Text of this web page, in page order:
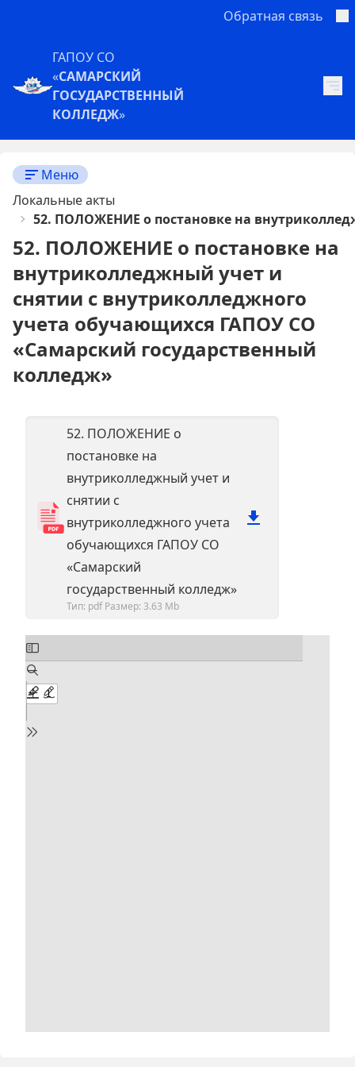
Обратная связь
ГАПОУ СО
«САМАРСКИЙ
ГОСУДАРСТВЕННЫЙ
КОЛЛЕДЖ»
Меню
Локальные акты
52. ПОЛОЖЕНИЕ о постановке на
52. ПОЛОЖЕНИЕ о постановке на
внутриколледжный учет и
снятии с внутриколледжного
учета обучающихся ГАПОУ СО
«Самарский государственный
колледж»
52. ПОЛОЖЕНИЕ о
постановке на
внутриколледжный учет и
снятии с
внутриколледжного учета
обучающихся ГАПОУ СО
«Самарский
государственный колледж»
Тип: pdf Размер: 3.63 Mb